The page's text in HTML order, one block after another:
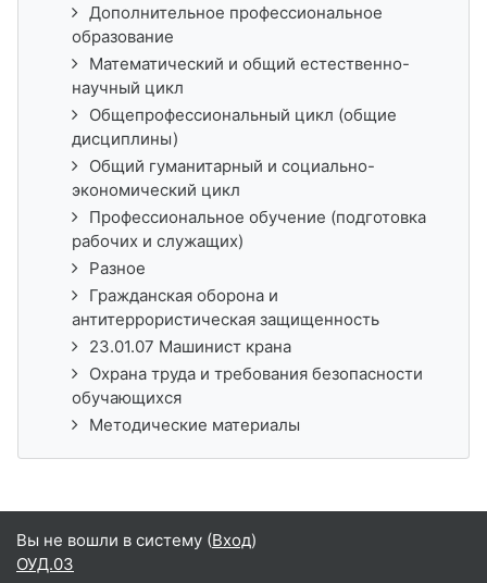
Дополнительное профессиональное
образование
Математический и общий естественно-
научный цикл
Общепрофессиональный цикл (общие
дисциплины)
Общий гуманитарный и социально-
экономический цикл
Профессиональное обучение (подготовка
рабочих и служащих)
Разное
Гражданская оборона и
антитеррористическая защищенность
23.01.07 Машинист крана
Охрана труда и требования безопасности
обучающихся
Методические материалы
Вы не вошли в систему (Вход)
ОУД.03